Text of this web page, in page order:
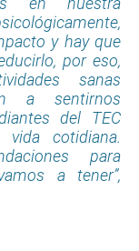
y hay que
por eso,
sanas
a sentirnos
del TEC
cotidiana.
para
a tener”,